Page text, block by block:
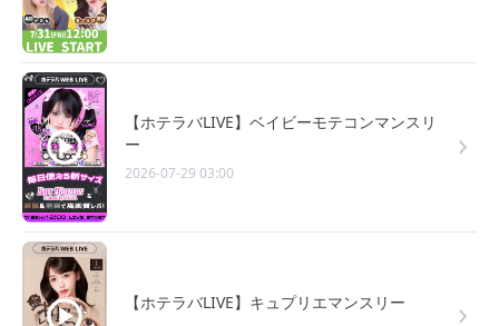
【ホテラバLIVE】ベイビーモテコンマンスリ
ー
2026-07-29 03:00
【ホテラバLIVE】キュプリエマンスリー